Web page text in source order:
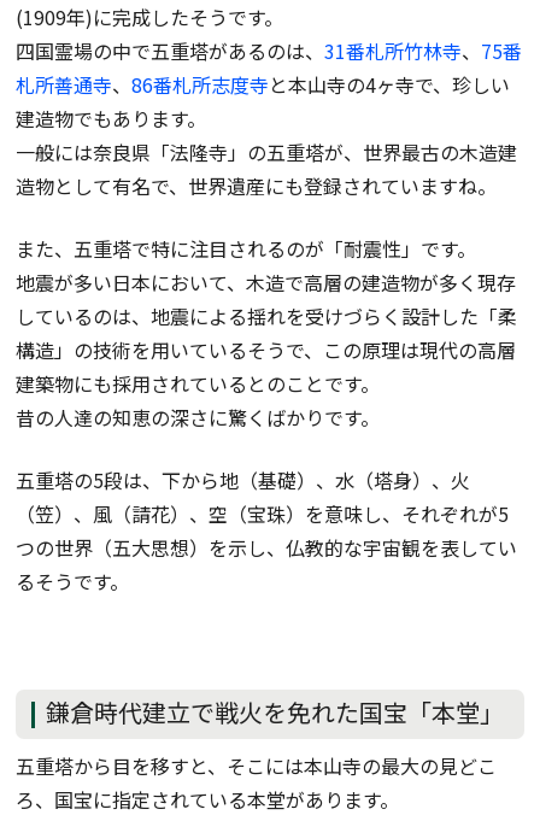
(1909年)に完成したそうです。
四国霊場の中で五重塔があるのは、31番札所竹林寺、 75番
札所善通寺、86番札所志度寺と本山寺の4ヶ寺で、珍しい
建造物でもあります。
一般には奈良県「法隆寺」の五重塔が、世界最古の木造建
造物として有名で、世界遺産にも登録されていますね。
また、五重塔で特に注目されるのが「耐震性」です。
地震が多い日本において、木造で高層の建造物が多く現存
しているのは、地震による揺れを受けづらく設計した「柔
構造」の技術を用いているそうで、この原理は現代の高層
建築物にも採用されているとのことです。
昔の人達の知恵の深さに驚くばかりです。
五重塔の5段は、下から地（基礎）、水（塔身）、火
（笠）、風（請花）、空（宝珠）を意味し、それぞれが5
つの世界（五大思想）を示し、仏教的な宇宙観を表してい
るそうです。
鎌倉時代建立で戦火を免れた国宝「本堂」
五重塔から目を移すと、そこには本山寺の最大の見どこ
ろ、国宝に指定されている本堂があります。